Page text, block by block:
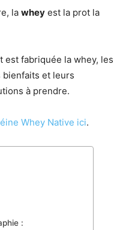
la whey est la prot la
est fabriquée la whey, les
et leurs
à prendre.
Whey Native ici.
: